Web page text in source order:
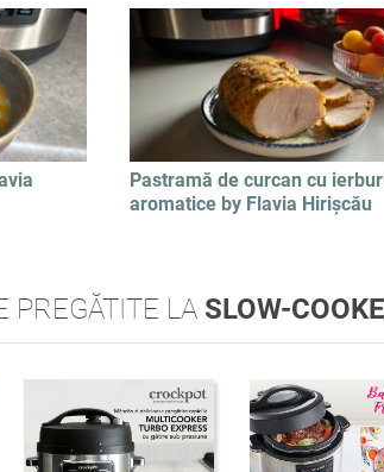
Pastramă de curcan cu
aromatice by Flavia Hirișcău
PREGĂTITE LA SLOW-